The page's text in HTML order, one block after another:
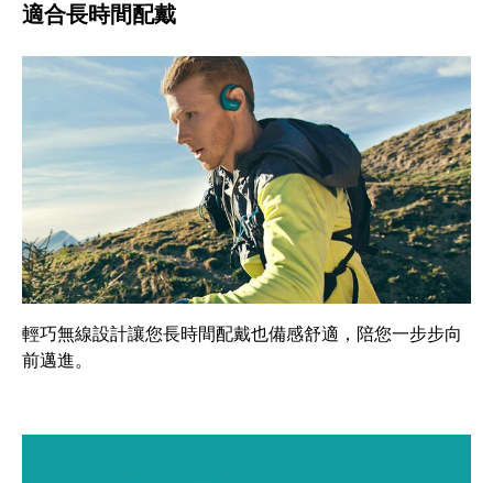
適合長時間配戴
輕巧無線設計讓您長時間配戴也備感舒適，陪您一步步向
前邁進。